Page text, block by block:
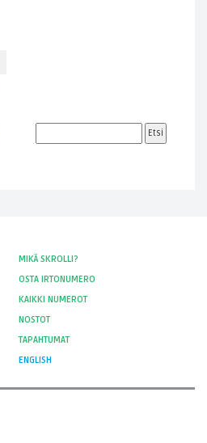
MIKÄ SKROLLI?
OSTA IRTONUMERO
KAIKKI NUMEROT
NOSTOT
TAPAHTUMAT
ENGLISH